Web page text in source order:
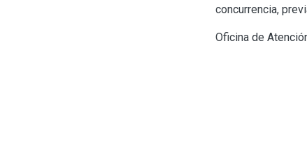
concurrencia,
Oficina de